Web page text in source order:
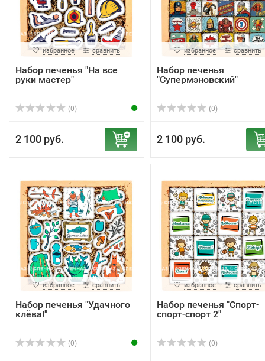
избранное сравнить
Набор печенья "На все
руки мастер"
(0)
2 100 руб.
избранное сравнить
Набор печенья
"Супермэновский"
(0)
2 100 руб.
избранное сравнить
Набор печенья "Удачного
клёва!"
(0)
избранное сравнить
Набор печенья "Спорт-
спорт-спорт 2"
(0)